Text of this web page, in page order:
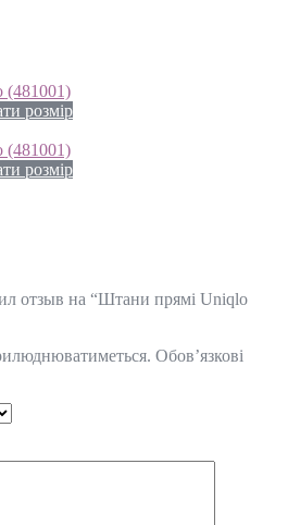
(481001)
розмір
(481001)
розмір
отзыв на “Штани прямі Uniqlo
Обов’язкові